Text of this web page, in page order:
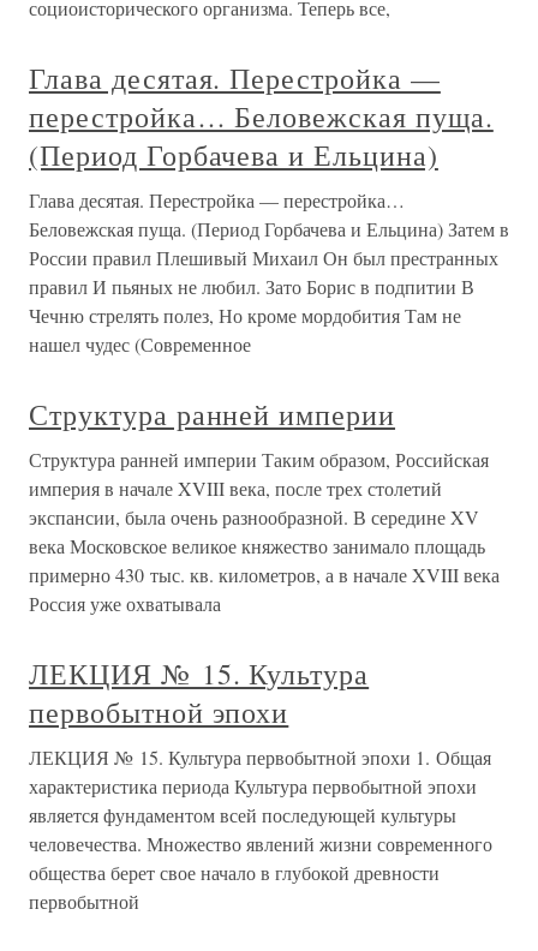
социоисторического организма. Теперь все,
Глава десятая. Перестройка —
перестройка… Беловежская пуща.
(Период Горбачева и Ельцина)
Глава десятая. Перестройка — перестройка…
Беловежская пуща. (Период Горбачева и Ельцина) Затем в
России правил Плешивый Михаил Он был престранных
правил И пьяных не любил. Зато Борис в подпитии В
Чечню стрелять полез, Но кроме мордобития Там не
нашел чудес (Современное
Структура ранней империи
Структура ранней империи Таким образом, Российская
империя в начале XVIII века, после трех столетий
экспансии, была очень разнообразной. В середине XV
века Московское великое княжество занимало площадь
примерно 430 тыс. кв. километров, а в начале XVIII века
Россия уже охватывала
ЛЕКЦИЯ № 15. Культура
первобытной эпохи
ЛЕКЦИЯ № 15. Культура первобытной эпохи 1. Общая
характеристика периода Культура первобытной эпохи
является фундаментом всей последующей культуры
человечества. Множество явлений жизни современного
общества берет свое начало в глубокой древности
первобытной